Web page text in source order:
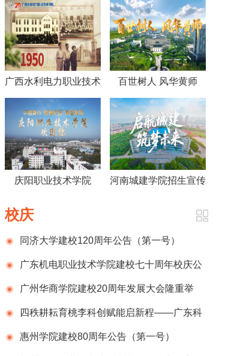
广西水利电力职业技术
学院视频《70年，70
人》
百世树人 风华黄师
——黄冈师范学院宣传
片2026版
庆阳职业技术学院 河南城建学院招生宣传
校庆
同济大学建校120周年公告（第一号）
广东机电职业技术学院建校七十周年校庆公
告（第一号）
广州华商学院建校20周年发展大会隆重举
行 四秩耕耘育桃李科创赋能启新程——广东科
学技术职业学院（广东省科技干部学院）举办
惠州学院建校80周年公告（第一号）